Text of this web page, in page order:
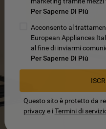
Per Saperne Di Più
Acconsento al
European Appliances
al fine di inviarmi
Per Saperne Di Più
Questo sito è protetto da
privacye iTermini di